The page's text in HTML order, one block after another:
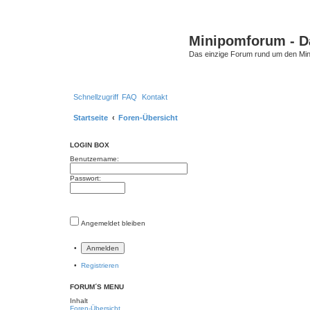
Minipomforum -
Das einzige Forum rund um den
Schnellzugriff FAQ Kontakt
Startseite Foren-Übersicht
LOGIN BOX
Benutzername:
Passwort:
Angemeldet bleiben
•
• Registrieren
FORUM´S MENU
Inhalt
Foren-Übersicht